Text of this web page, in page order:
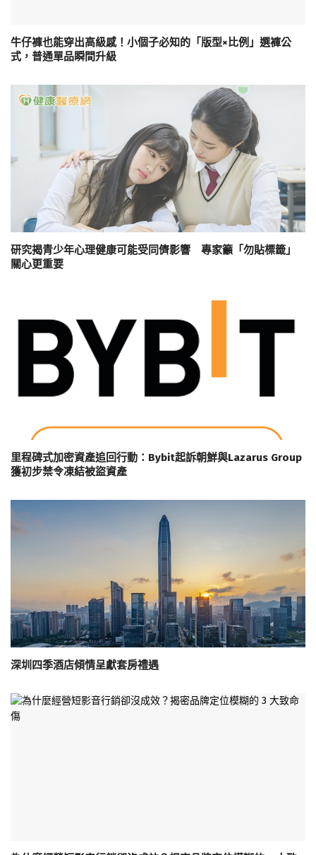
牛仔褲也能穿出高級感！小個子必知的「版型×比例」選褲公
式，普通單品瞬間升級
研究揭青少年心理健康可能受同儕影響 專家籲「勿貼標籤」
關心更重要
里程碑式加密資產追回行動：Bybit起訴朝鮮與Lazarus Group
獲初步禁令凍結被盜資產
深圳四季酒店傾情呈獻套房禮遇